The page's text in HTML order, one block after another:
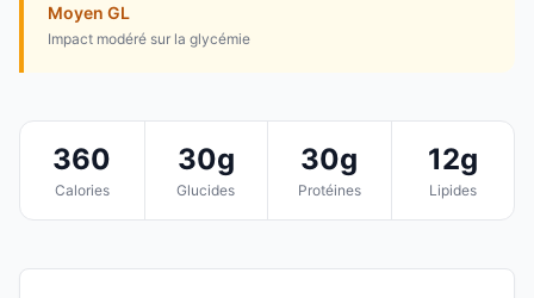
Moyen GL
Impact modéré sur la glycémie
360
Calories
30g
Glucides
30g
Protéines
12g
Lipides